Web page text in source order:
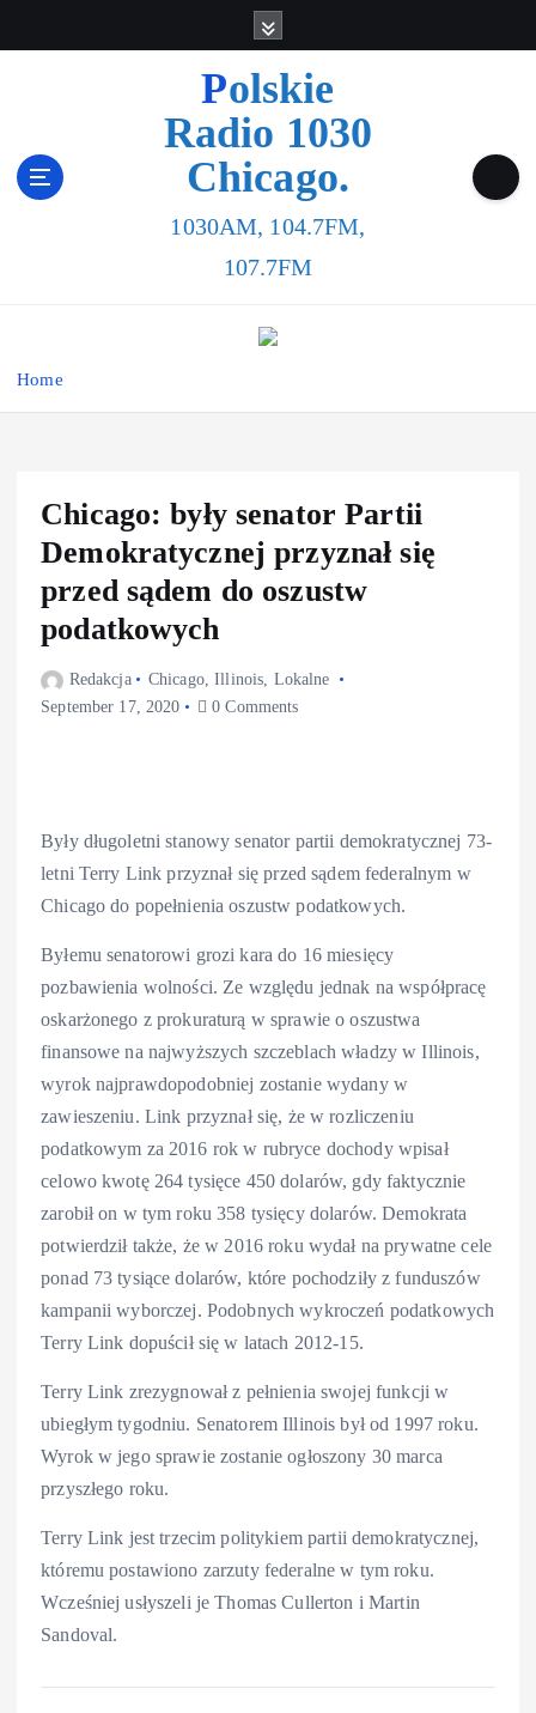
Polskie
Radio 1030
Chicago.
1030AM, 104.7FM,
107.7FM
Home
Chicago: były senator Partii
Demokratycznej przyznał się
przed sądem do oszustw
podatkowych
Redakcja Chicago,Illinois, Lokalne
September 17, 2020
0 Comments
Były długoletni stanowy senator partii demokratycznej 73-
letni Terry Link przyznał się przed sądem federalnym w
Chicago do popełnienia oszustw podatkowych.
Byłemu senatorowi grozi kara do 16 miesięcy
pozbawienia wolności. Ze względu jednak na współpracę
oskarżonego z prokuraturą w sprawie o oszustwa
finansowe na najwyższych szczeblach władzy w Illinois,
wyrok najprawdopodobniej zostanie wydany w
zawieszeniu. Link przyznał się, że w rozliczeniu
podatkowym za 2016 rok w rubryce dochody wpisał
celowo kwotę 264 tysięce 450 dolarów, gdy faktycznie
zarobił on w tym roku 358 tysięcy dolarów. Demokrata
potwierdził także, że w 2016 roku wydał na prywatne cele
ponad 73 tysiące dolarów, które pochodziły z funduszów
kampanii wyborczej. Podobnych wykroczeń podatkowych
Terry Link dopuścił się w latach 2012-15.
Terry Link zrezygnował z pełnienia swojej funkcji w
ubiegłym tygodniu. Senatorem Illinois był od 1997 roku.
Wyrok w jego sprawie zostanie ogłoszony 30 marca
przyszłego roku.
Terry Link jest trzecim politykiem partii demokratycznej,
któremu postawiono zarzuty federalne w tym roku.
Wcześniej usłyszeli je Thomas Cullerton i Martin
Sandoval.